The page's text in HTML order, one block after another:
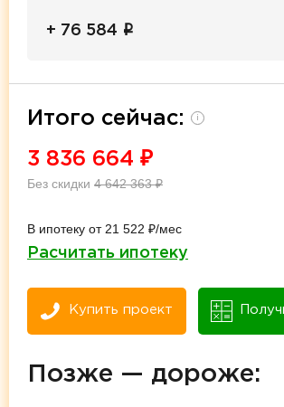
+ 76 584 i
Итого сейчас: i
3 836 664 ₽
Без скидки 4 642 363₽
В ипотеку от 21 522 ₽/мес
Расчитать ипотеку
Купить проект
Позже — дороже: